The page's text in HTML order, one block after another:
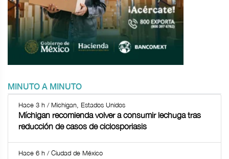
MINUTO A MINUTO
Hace 3 h / Michigan, Estados Unidos
Míchigan recomienda volver a consumir lechuga tras
reducción de casos de ciclosporiasis
Hace 6 h / Ciudad de México